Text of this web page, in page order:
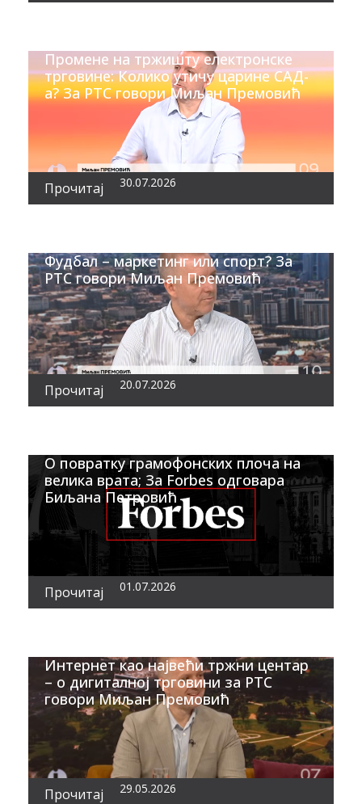
Промене на тржишту електронске
трговине: Колико утичу царине САД-
а? За РТС говори Миљан Премовић
Прочитај 30.07.2026
Фудбал – маркетинг или спорт? За
РТС говори Миљан Премовић
Прочитај 20.07.2026
О повратку грамофонских плоча на
велика врата; За Forbes одговара
Биљана Петровић
Прочитај 01.07.2026
Интернет као највећи тржни центар
– о дигиталној трговини за РТС
говори Миљан Премовић
Прочитај 29.05.2026